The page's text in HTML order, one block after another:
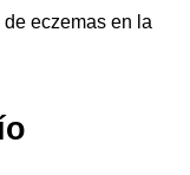
eczemas en la